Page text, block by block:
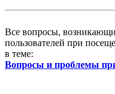
Все вопросы,
пользователей при
в теме:
Вопросы и проблемы